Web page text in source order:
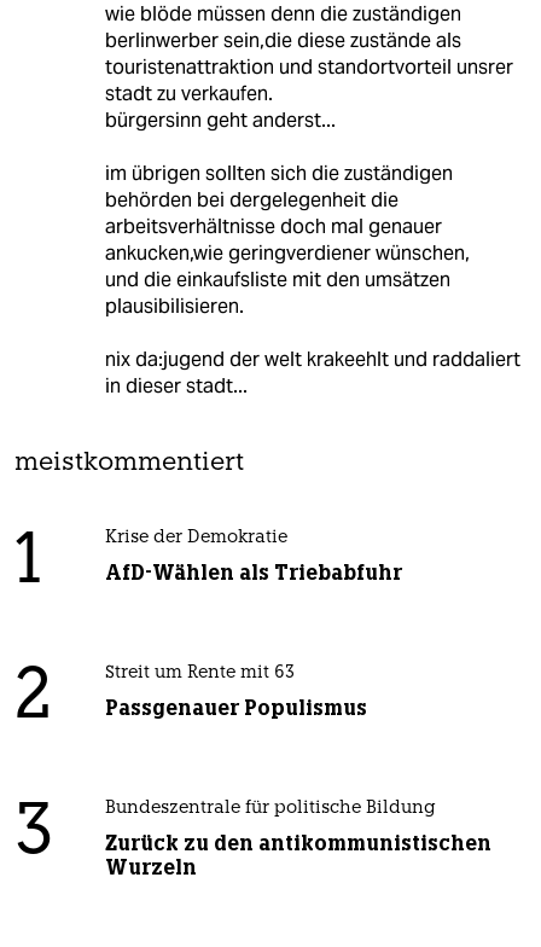
wie blöde müssen denn die zuständigen
berlinwerber sein,die diese zustände als
touristenattraktion und standortvorteil unsrer
stadt zu verkaufen.
bürgersinn geht anderst...
im übrigen sollten sich die zuständigen
behörden bei dergelegenheit die
arbeitsverhältnisse doch mal genauer
ankucken,wie geringverdiener wünschen,
und die einkaufsliste mit den umsätzen
plausibilisieren.
nix da:jugend der welt krakeehlt und raddaliert
in dieser stadt...
meistkommentiert
1 Krise der Demokratie
AfD-Wählen als Triebabfuhr
2 Streit um Rente mit 63
Passgenauer Populismus
3 Bundeszentrale für politische Bildung
Zurück zu den antikommunistischen
Wurzeln